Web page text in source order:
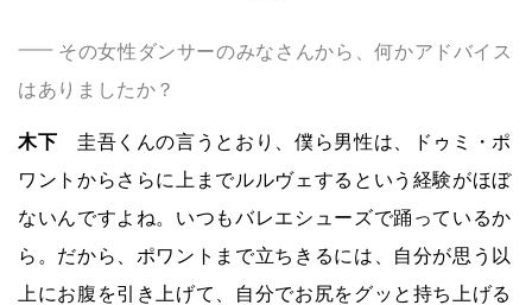
その女性ダンサーのみなさんから、何かアドバイス
はありましたか？
木下 圭吾くんの言うとおり、僕ら男性は、ドゥミ・ポ
ワントからさらに上までルルヴェするという経験がほぼ
ないんですよね。いつもバレエシューズで踊っているか
ら。だから、ポワントまで立ちきるには、自分が思う以
上にお腹を引き上げて、自分でお尻をグッと持ち上げる